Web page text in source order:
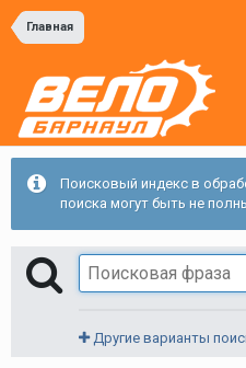
Главная
Поисковый индекс в
поиска могут быть не
Другие варианты